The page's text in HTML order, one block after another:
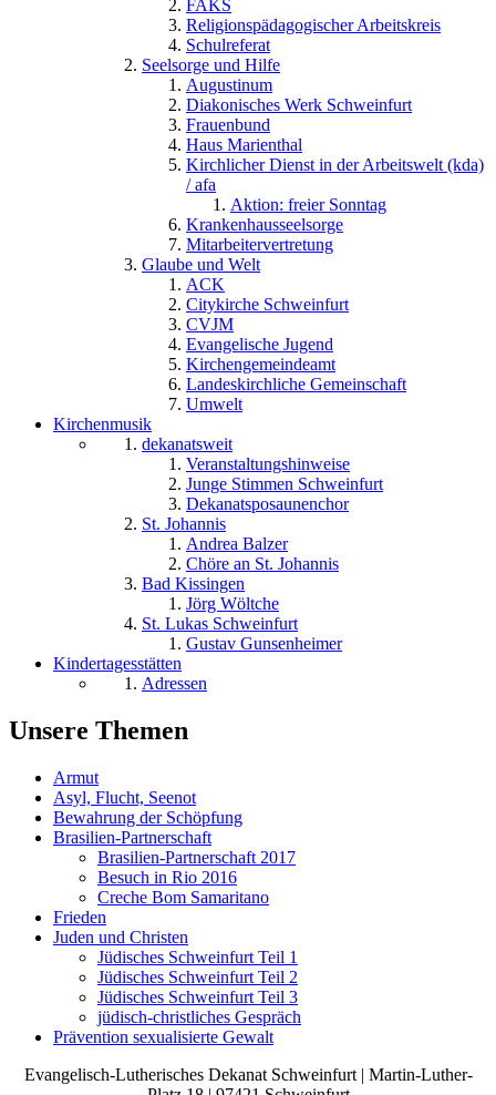
FAKS
Religionspädagogischer Arbeitskreis
Schulreferat
Seelsorge und Hilfe
Augustinum
Diakonisches Werk Schweinfurt
Frauenbund
Haus Marienthal
Kirchlicher Dienst in der Arbeitswelt (kda)
/ afa
Aktion: freier Sonntag
Krankenhausseelsorge
Mitarbeitervertretung
Glaube und Welt
ACK
Citykirche Schweinfurt
CVJM
Evangelische Jugend
Kirchengemeindeamt
Landeskirchliche Gemeinschaft
Umwelt
Kirchenmusik
dekanatsweit
Veranstaltungshinweise
Junge Stimmen Schweinfurt
Dekanatsposaunenchor
St. Johannis
Andrea Balzer
Chöre an St. Johannis
Bad Kissingen
Jörg Wöltche
St. Lukas Schweinfurt
Gustav Gunsenheimer
Kindertagesstätten
Adressen
Unsere Themen
Armut
Asyl, Flucht, Seenot
Bewahrung der Schöpfung
Brasilien-Partnerschaft
Brasilien-Partnerschaft 2017
Besuch in Rio 2016
Creche Bom Samaritano
Frieden
Juden und Christen
Jüdisches Schweinfurt Teil 1
Jüdisches Schweinfurt Teil 2
Jüdisches Schweinfurt Teil 3
jüdisch-christliches Gespräch
Prävention sexualisierte Gewalt
Evangelisch-Lutherisches Dekanat Schweinfurt | Martin-Luther-